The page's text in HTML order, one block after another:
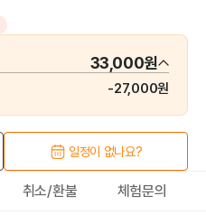
33,000원
-27,000원
일정이 없나요?
취소/환불 체험문의